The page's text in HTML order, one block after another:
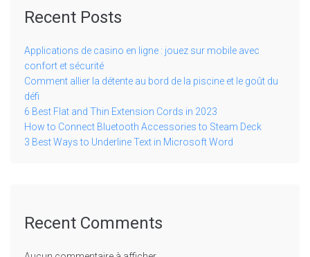
Recent Posts
Applications de casino en ligne : jouez sur mobile avec
confort et sécurité
Comment allier la détente au bord de la piscine et le goût du
défi
6 Best Flat and Thin Extension Cords in 2023
How to Connect Bluetooth Accessories to Steam Deck
3 Best Ways to Underline Text in Microsoft Word
Recent Comments